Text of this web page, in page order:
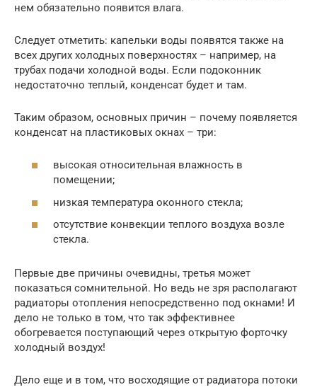
нем обязательно появится влага.
Следует отметить: капельки воды появятся также на
всех других холодных поверхностях – например, на
трубах подачи холодной воды. Если подоконник
недостаточно теплый, конденсат будет и там.
Таким образом, основных причин – почему появляется
конденсат на пластиковых окнах – три:
высокая относительная влажность в
помещении;
низкая температура оконного стекла;
отсутствие конвекции теплого воздуха возле
стекла.
Первые две причины очевидны, третья может
показаться сомнительной. Но ведь не зря располагают
радиаторы отопления непосредственно под окнами! И
дело не только в том, что так эффективнее
обогревается поступающий через открытую форточку
холодный воздух!
Дело еще и в том, что восходящие от радиатора потоки